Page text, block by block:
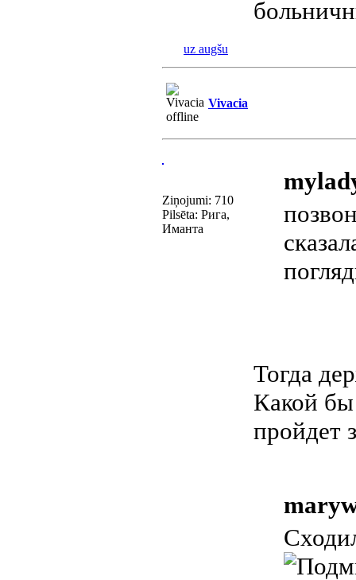
uz augšu
Vivacia
Ziņojumi: 710
Pilsēta: Рига,
Иманта
Тогда
Какой бы
пройдет